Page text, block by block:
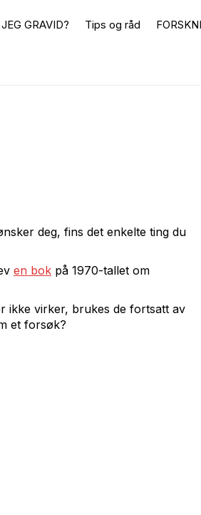
GRAVID? Tips og råd
deg, fins det enkelte ting du
en bok på 1970-tallet om
ikke virker, brukes de fortsatt av
et forsøk?